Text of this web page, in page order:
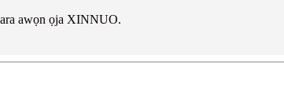
awọn ọja XINNUO.